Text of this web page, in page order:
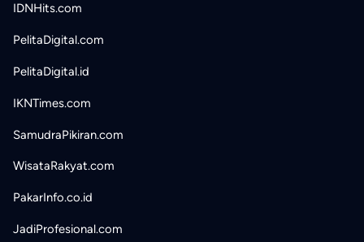
IDNHits.com
PelitaDigital.com
PelitaDigital.id
IKNTimes.com
SamudraPikiran.com
WisataRakyat.com
PakarInfo.co.id
JadiProfesional.com